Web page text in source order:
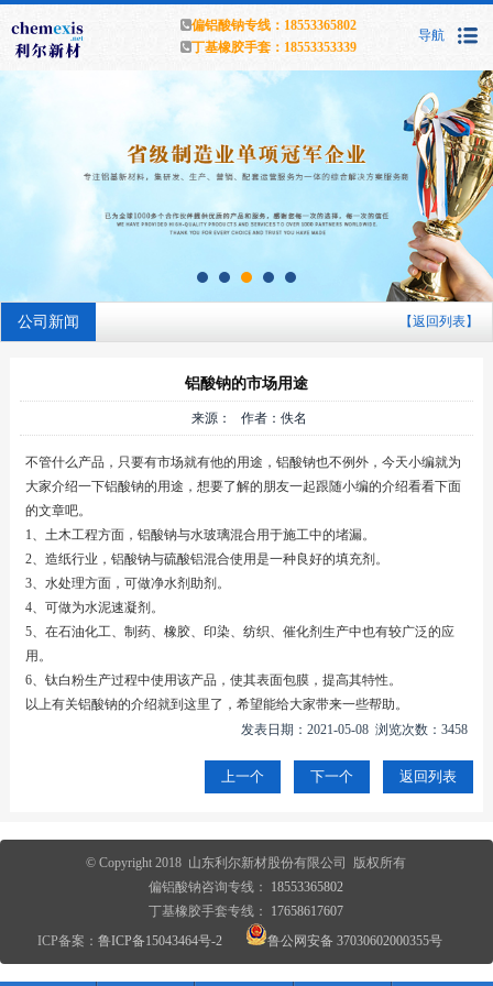
导航
偏铝酸钠专线：18553365802
丁基橡胶手套：18553353339
公司新闻 【返回列表】
铝酸钠的市场用途
来源： 作者：佚名
不管什么产品，只要有市场就有他的用途，铝酸钠也不例外，今天小编就为
大家介绍一下铝酸钠的用途，想要了解的朋友一起跟随小编的介绍看看下面
的文章吧。
1、土木工程方面，铝酸钠与水玻璃混合用于施工中的堵漏。
2、造纸行业，铝酸钠与硫酸铝混合使用是一种良好的填充剂。
3、水处理方面，可做净水剂助剂。
4、可做为水泥速凝剂。
5、在石油化工、制药、橡胶、印染、纺织、催化剂生产中也有较广泛的应
用。
6、钛白粉生产过程中使用该产品，使其表面包膜，提高其特性。
以上有关铝酸钠的介绍就到这里了，希望能给大家带来一些帮助。
发表日期：2021-05-08 浏览次数：3458
上一个 下一个 返回列表
© Copyright 2018 山东利尔新材股份有限公司 版权所有
偏铝酸钠咨询专线： 18553365802
丁基橡胶手套专线： 17658617607
ICP备案： 鲁ICP备15043464号-2 鲁公网安备 37030602000355号